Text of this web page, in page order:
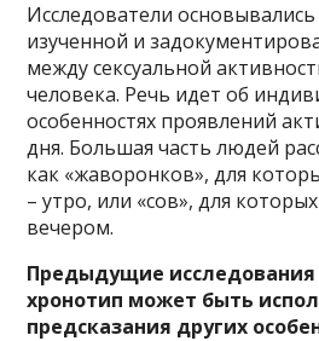
Исследователи
изученной и
между сексуальной
человека. Речь идет об
особенностях проявлений
дня. Большая часть людей
как «жаворонков», для
– утро, или «сов», для
вечером.
Предыдущие исследования
хронотип может быть
предсказания других